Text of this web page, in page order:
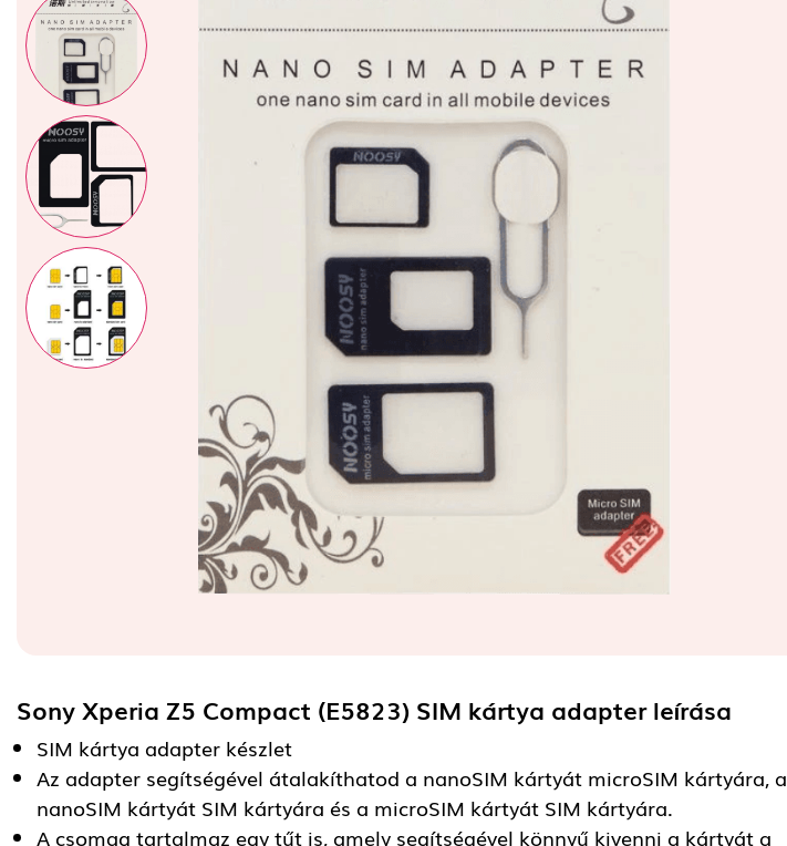
Sony Xperia Z5 Compact (E5823) SIM kártya adapterleírása
SIM kártya adapter készlet
Az adapter segítségével átalakíthatod a nanoSIM kártyát microSIM kártyára, a
nanoSIM kártyát SIM kártyára és a microSIM kártyát SIM kártyára.
A csomag tartalmaz egy tűt is, amely segítségével könnyű kivenni a kártyát a